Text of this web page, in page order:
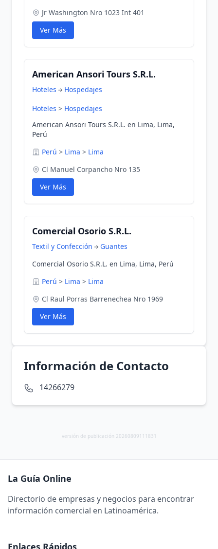
Jr Washington Nro 1023 Int 401
Ver Más
American Ansori Tours S.R.L.
Hoteles Hospedajes
Hoteles > Hospedajes
American Ansori Tours S.R.L. en Lima, Lima,
Perú
Perú > Lima > Lima
Cl Manuel Corpancho Nro 135
Ver Más
Comercial Osorio S.R.L.
Textil y Confección
Guantes
Comercial Osorio S.R.L. en Lima, Lima, Perú
Perú > Lima > Lima
Cl Raul Porras Barrenechea Nro 1969
Ver Más
Información de Contacto
14266279
versión de publicación 20260809111831
La Guía Online
Directorio de empresas y negocios para encontrar
información comercial en Latinoamérica.
Enlaces Rápidos